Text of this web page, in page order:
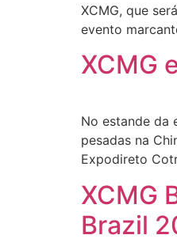
XCMG, que
evento
XCMG
No estande da
pesadas na
Expodireto
XCMG
Brazil